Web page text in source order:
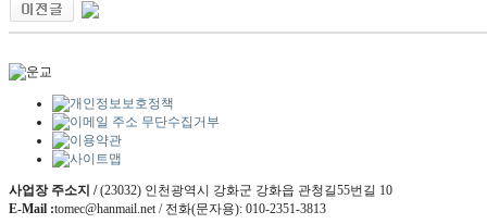
사업장 주소지 /(23032) 인천광역시 강화군 강화읍 관청길55번길 10
E-Mail :tomec@hanmail.net / 전화(문자용): 010-2351-3813